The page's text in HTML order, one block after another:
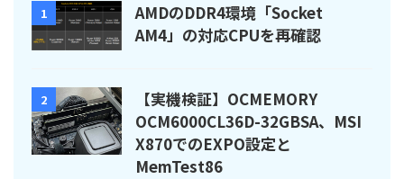
1
AMDのDDR4環境「Socket
AM4」の対応CPUを再確認
2
【実機検証】OCMEMORY
OCM6000CL36D-32GBSA、MSI
X870でのEXPO設定と
MemTest86